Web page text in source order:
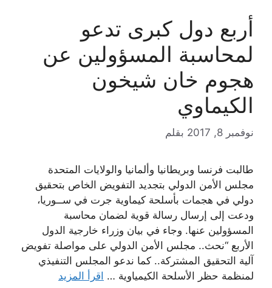
أربع دول كبرى تدعو
لمحاسبة المسؤولين عن
هجوم خان شيخون
الكيماوي
نوفمبر 8, 2017 بقلم
طالبت فرنسا وبريطانيا وألمانيا والولايات المتحدة
مجلس الأمن الدولي بتجديد التفويض الخاص بتحقيق
دولي في هجمات بأسلحة كيماوية جرت في ســوريا،
ودعت إلى إرسال رسالة قوية لضمان محاسبة
المسؤولين عنها. وجاء في بيان وزراء خارجية الدول
الأربع “نحث.. مجلس الأمن الدولي على مواصلة تفويض
آلية التحقيق المشتركة.. كما ندعو المجلس التنفيذي
لمنظمة حظر الأسلحة الكيمياوية … اقرأ المزيد